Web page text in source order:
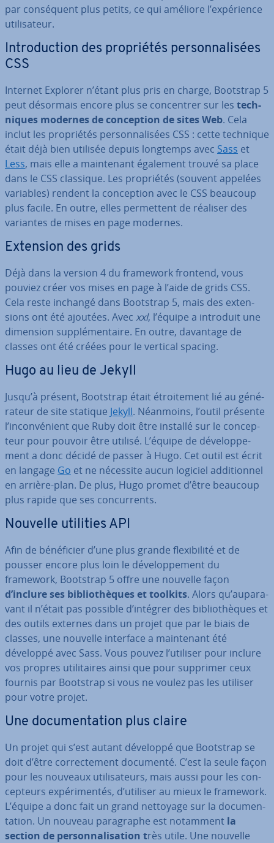
par con­sé­quent plus petits, ce qui améliore l’ex­pé­rience
uti­li­sa­teur.
In­tro­duc­tion des pro­prié­tés per­son­na­li­sées
CSS
Internet Explorer n’étant plus pris en charge, Bootstrap 5
peut désormais encore plus se con­cen­trer sur les tech­
niques modernes de con­cep­tion de sites Web. Cela
inclut les pro­prié­tés per­son­na­li­sées CSS : cette technique
était déjà bien utilisée depuis longtemps avec Sass et
Less, mais elle a main­te­nant également trouvé sa place
dans le CSS classique. Les pro­prié­tés (souvent appelées
variables) rendent la con­cep­tion avec le CSS beaucoup
plus facile. En outre, elles per­met­tent de réaliser des
variantes de mises en page modernes.
Extension des grids
Déjà dans la version 4 du framework frontend, vous
pouviez créer vos mises en page à l’aide de grids CSS.
Cela reste inchangé dans Bootstrap 5, mais des ex­ten­
sions ont été ajoutées. Avec xxl, l’équipe a introduit une
dimension sup­plé­men­taire. En outre, davantage de
classes ont été créées pour le vertical spacing.
Hugo au lieu de Jekyll
Jusqu’à présent, Bootstrap était étroi­te­ment lié au gé­né­
ra­teur de site statique Jekyll. Néanmoins, l’outil présente
l’in­con­vé­nient que Ruby doit être installé sur le con­cep­
teur pour pouvoir être utilisé. L’équipe de dé­ve­lop­pe­
ment a donc décidé de passer à Hugo. Cet outil est écrit
en langage Go et ne nécessite aucun logiciel ad­di­tion­nel
en arrière-plan. De plus, Hugo promet d’être beaucoup
plus rapide que ses con­cur­rents.
Nouvelle utilities API
Afin de bé­né­fi­cier d’une plus grande flexi­bi­lité et de
pousser encore plus loin le dé­ve­lop­pe­ment du
framework, Bootstrap 5 offre une nouvelle façon
d’inclure ses bi­blio­thèques et toolkits. Alors qu’au­pa­ra­
vant il n’était pas possible d’intégrer des bi­blio­thèques et
des outils externes dans un projet que par le biais de
classes, une nouvelle interface a main­te­nant été
développé avec Sass. Vous pouvez l’utiliser pour inclure
vos propres uti­li­taires ainsi que pour supprimer ceux
fournis par Bootstrap si vous ne voulez pas les utiliser
pour votre projet.
Une do­cu­men­ta­tion plus claire
Un projet qui s’est autant développé que Bootstrap se
doit d’être cor­rec­te­ment documenté. C’est la seule façon
pour les nouveaux uti­li­sa­teurs, mais aussi pour les con­
cep­teurs ex­pé­ri­men­tés, d’utiliser au mieux le framework.
L’équipe a donc fait un grand nettoyage sur la do­cu­men­
ta­tion. Un nouveau pa­ra­graphe est notamment la
section de per­son­na­li­sa­tion très utile. Une nouvelle